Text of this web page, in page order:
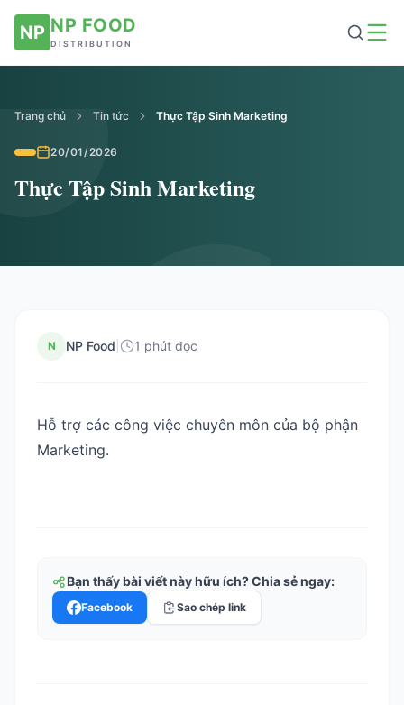
NP NP FOOD
DISTRIBUTION
Trang chủ Tin tức Thực Tập Sinh Marketing
20/01/2026
Thực Tập Sinh Marketing
N NP Food 1 phút đọc
Hỗ trợ các công việc chuyên môn của bộ phận
Marketing.
Bạn thấy bài viết này hữu ích? Chia sẻ ngay:
Facebook Sao chép link